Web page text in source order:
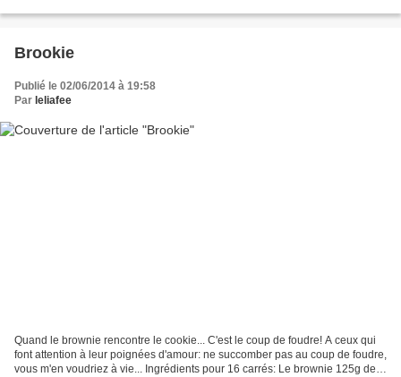
Brookie
Publié le 02/06/2014 à 19:58
Par leliafee
Quand le brownie rencontre le cookie... C'est le coup de foudre! A ceux qui
font attention à leur poignées d'amour: ne succomber pas au coup de foudre,
vous m'en voudriez à vie... Ingrédients pour 16 carrés: Le brownie 125g de